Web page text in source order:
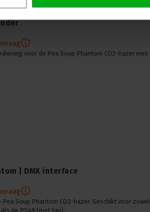
| Draadloze controller inclusief
voor de Pea Soup Phantom CO2-hazer met
| DMX interface
Pea Soup Phantom CO2-hazer. Geschikt voor zowel
de PS49 (met fan).